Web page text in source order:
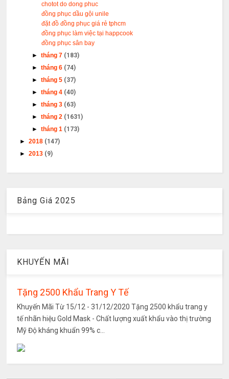
chotot do dong phuc
đồng phục dầu gội unile
đặt đồ đồng phục giá rẻ tphcm
đồng phục làm việc tại happcook
đồng phục sân bay
►tháng 7 (183)
►tháng 6 (74)
►tháng 5 (37)
►tháng 4 (40)
►tháng 3 (63)
►tháng 2 (1631)
►tháng 1 (173)
►2018 (147)
►2013 (9)
Bảng Giá 2025
KHUYẾN MÃI
Tặng 2500 Khẩu Trang Y Tế
Khuyến Mãi Từ 15/12 - 31/12/2020 Tặng 2500 khẩu trang y
tế nhãn hiệu Gold Mask - Chất lượng xuất khẩu vào thị trường
Mỹ Độ kháng khuẩn 99% c...